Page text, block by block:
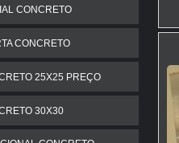
CONCRETO
CONCRETO
25X25 PREÇO
30X30